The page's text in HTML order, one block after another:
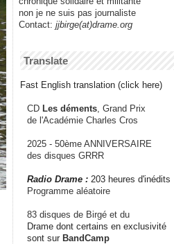
non je ne suis pas journaliste
Contact: jjbirge(at)drame.org
Translate
Fast English translation (click here)
CD Les déments , Grand Prix
de l'Académie Charles Cros
2025 - 50ème ANNIVERSAIRE
des disques GRRR
Radio Drame : 203 heures d'inédits
Programme aléatoire
83 disques de Birgé et du
Drame dont certains en exclusivité
sont sur BandCamp